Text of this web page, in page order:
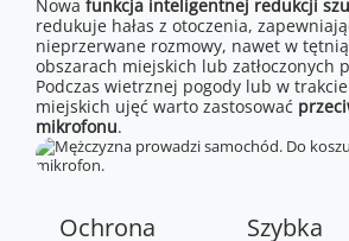
Nowa funkcja inteligentnej redukcji
redukuje hałas z otoczenia,
nieprzerwane rozmowy, nawet w
obszarach miejskich lub zatłoczonych
Podczas wietrznej pogody lub w
miejskich ujęć warto zastosować
mikrofonu.
Ochrona
Szybka